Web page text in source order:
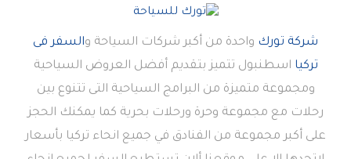
شركة تورك واحدة من أكبر شركات السياحة والسفر فى
تركيا اسطنبول تتميز بتقديم أفضل العروض السياحية
ومجموعة متميزة من البرامج السياحية التى تتنوع بين
رحلات مع مجموعة وحرة ورحلات بحرية كما يمكنك الحجز
على أكبر مجموعة من الفنادق في جميع انحاء تركيا بأسعار